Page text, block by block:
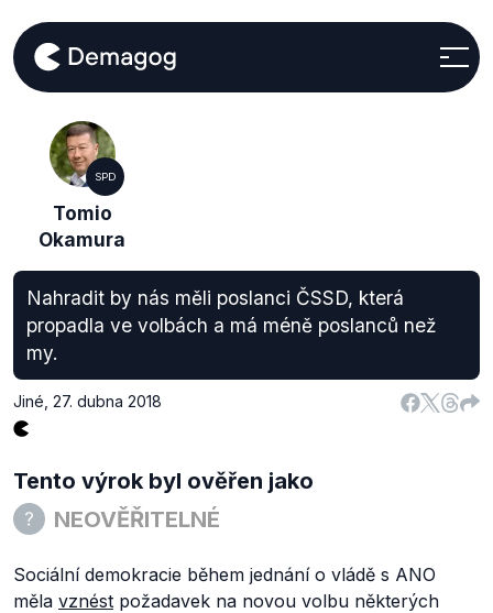
SPD
Tomio
Okamura
Nahradit by nás měli poslanci ČSSD, která
propadla ve volbách a má méně poslanců než
my.
Jiné 27. dubna 2018
Tento výrok byl ověřen jako
NEOVĚŘITELNÉ
Sociální demokracie během jednání o vládě s ANO
měla vznést požadavek na novou volbu některých